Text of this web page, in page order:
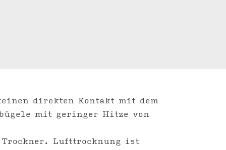
direkten Kontakt mit dem
mit geringer Hitze von
Lufttrocknung ist